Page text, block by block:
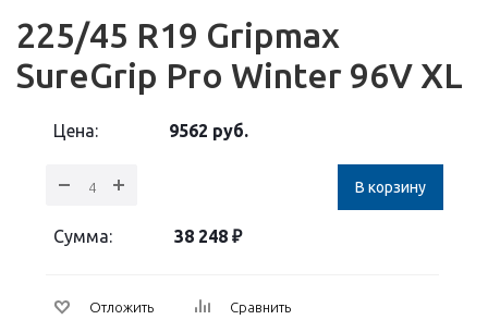
225/45 R19 Gripmax
SureGrip Pro Winter 96V XL
Цена: 9562 руб.
В корзину
Сумма: 38 248 ₽
Отложить Сравнить